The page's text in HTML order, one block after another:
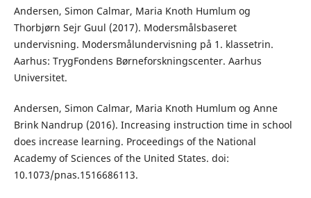
Andersen, Simon Calmar, Maria Knoth Humlum og
Thorbjørn Sejr Guul (2017). Modersmålsbaseret
undervisning. Modersmålundervisning på 1. klassetrin.
Aarhus: TrygFondens Børneforskningscenter. Aarhus
Universitet.
Andersen, Simon Calmar, Maria Knoth Humlum og Anne
Brink Nandrup (2016). Increasing instruction time in school
does increase learning. Proceedings of the National
Academy of Sciences of the United States. doi:
10.1073/pnas.1516686113.